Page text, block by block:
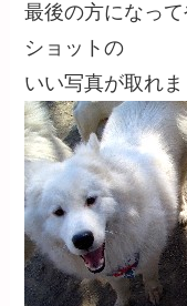
最後の方になっ
ショットの
いい写真が取れ